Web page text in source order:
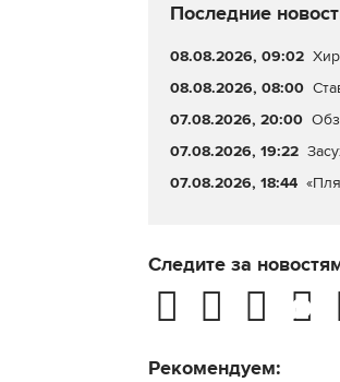
Последние
08.08.2026, 09:02
08.08.2026, 08:00
07.08.2026, 20:00
07.08.2026, 19:22
07.08.2026, 18:44
Следите за
Рекомендуем: